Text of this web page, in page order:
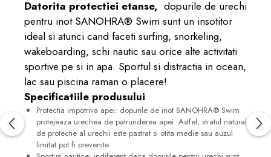
Datorita protectiei etanse, dopurile de urechi
pentru inot SANOHRA® Swim sunt un insotitor
ideal si atunci cand faceti surfing, snorkeling,
wakeboarding, schi nautic sau orice alte activitati
sportive pe si in apa. Sportul si distractia in ocean,
lac sau piscina raman o placere!
Specificatiile produsului
Protectia impotriva apei: dopurile de inot SANOHRA® Swim
protejeaza urechea de patrunderea apei. Astfel, stratul natural
de protectie al urechii este pastrat si otita medie sau auzul
limitat pot fi prevenite.